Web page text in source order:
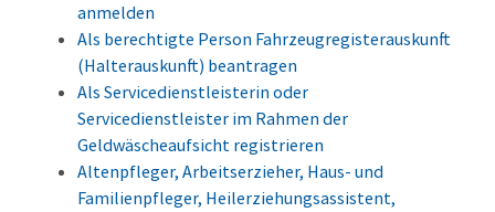
anmelden
Als berechtigte Person Fahrzeugregisterauskunft
(Halterauskunft) beantragen
Als Servicedienstleisterin oder
Servicedienstleister im Rahmen der
Geldwäscheaufsicht registrieren
Altenpfleger, Arbeitserzieher, Haus- und
Familienpfleger, Heilerziehungsassistent,